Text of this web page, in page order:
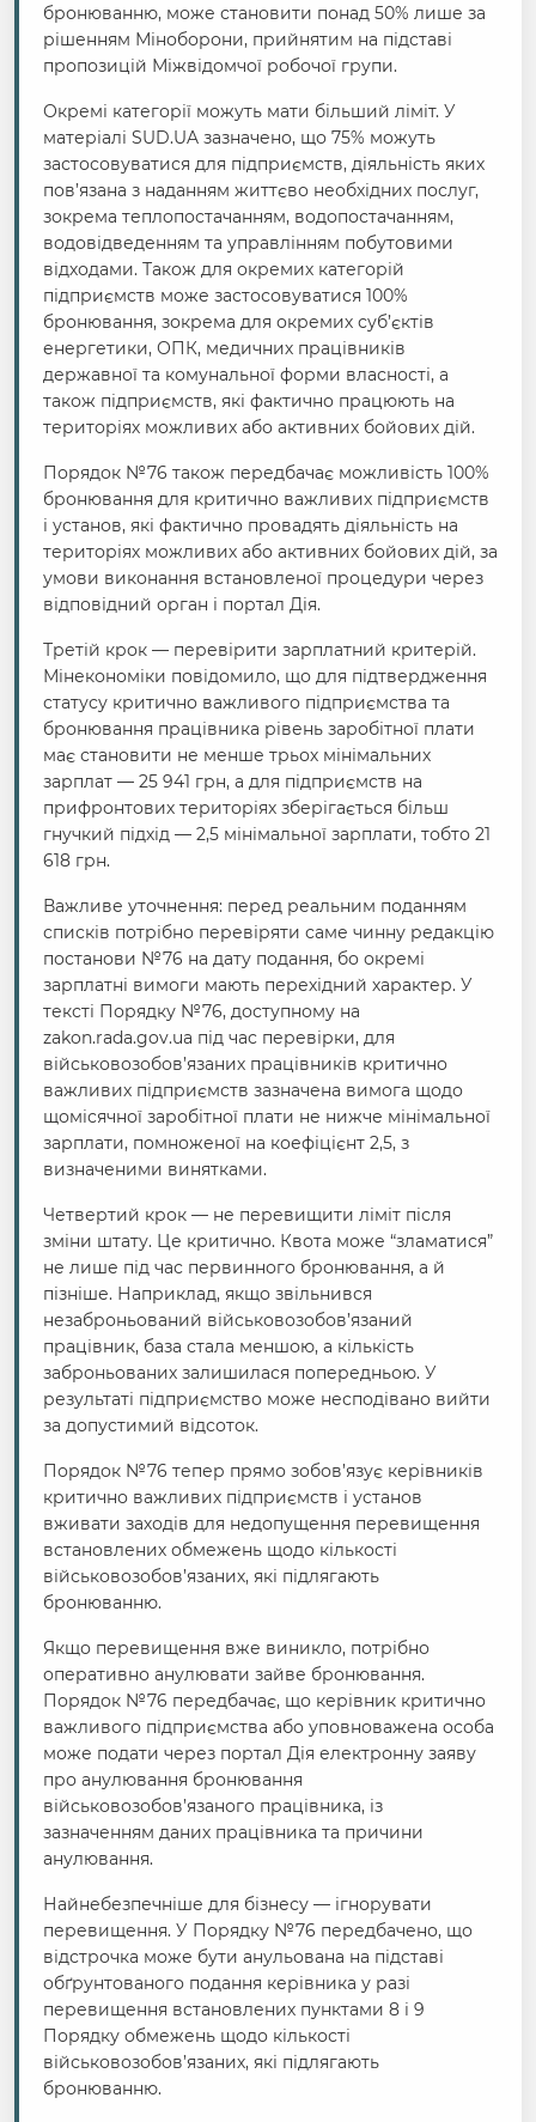
бронюванню, може становити понад 50% лише за
рішенням Міноборони, прийнятим на підставі
пропозицій Міжвідомчої робочої групи.
Окремі категорії можуть мати більший ліміт. У
матеріалі SUD.UA зазначено, що 75% можуть
застосовуватися для підприємств, діяльність яких
пов’язана з наданням життєво необхідних послуг,
зокрема теплопостачанням, водопостачанням,
водовідведенням та управлінням побутовими
відходами. Також для окремих категорій
підприємств може застосовуватися 100%
бронювання, зокрема для окремих суб’єктів
енергетики, ОПК, медичних працівників
державної та комунальної форми власності, а
також підприємств, які фактично працюють на
територіях можливих або активних бойових дій.
Порядок №76 також передбачає можливість 100%
бронювання для критично важливих підприємств
і установ, які фактично провадять діяльність на
територіях можливих або активних бойових дій, за
умови виконання встановленої процедури через
відповідний орган і портал Дія.
Третій крок — перевірити зарплатний критерій.
Мінекономіки повідомило, що для підтвердження
статусу критично важливого підприємства та
бронювання працівника рівень заробітної плати
має становити не менше трьох мінімальних
зарплат — 25 941 грн, а для підприємств на
прифронтових територіях зберігається більш
гнучкий підхід — 2,5 мінімальної зарплати, тобто 21
618 грн.
Важливе уточнення: перед реальним поданням
списків потрібно перевіряти саме чинну редакцію
постанови №76 на дату подання, бо окремі
зарплатні вимоги мають перехідний характер. У
тексті Порядку №76, доступному на
zakon.rada.gov.ua під час перевірки, для
військовозобов’язаних працівників критично
важливих підприємств зазначена вимога щодо
щомісячної заробітної плати не нижче мінімальної
зарплати, помноженої на коефіцієнт 2,5, з
визначеними винятками.
Четвертий крок — не перевищити ліміт після
зміни штату. Це критично. Квота може “зламатися”
не лише під час первинного бронювання, а й
пізніше. Наприклад, якщо звільнився
незаброньований військовозобов’язаний
працівник, база стала меншою, а кількість
заброньованих залишилася попередньою. У
результаті підприємство може несподівано вийти
за допустимий відсоток.
Порядок №76 тепер прямо зобов’язує керівників
критично важливих підприємств і установ
вживати заходів для недопущення перевищення
встановлених обмежень щодо кількості
військовозобов’язаних, які підлягають
бронюванню.
Якщо перевищення вже виникло, потрібно
оперативно анулювати зайве бронювання.
Порядок №76 передбачає, що керівник критично
важливого підприємства або уповноважена особа
може подати через портал Дія електронну заяву
про анулювання бронювання
військовозобов’язаного працівника, із
зазначенням даних працівника та причини
анулювання.
Найнебезпечніше для бізнесу — ігнорувати
перевищення. У Порядку №76 передбачено, що
відстрочка може бути анульована на підставі
обґрунтованого подання керівника у разі
перевищення встановлених пунктами 8 і 9
Порядку обмежень щодо кількості
військовозобов’язаних, які підлягають
бронюванню.